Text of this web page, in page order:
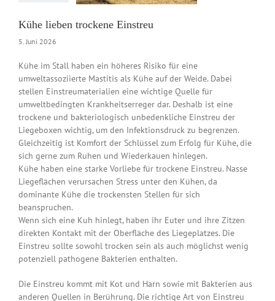
Kühe lieben trockene Einstreu
5. Juni 2026
Kühe im Stall haben ein höheres Risiko für eine
umweltassoziierte Mastitis als Kühe auf der Weide. Dabei
stellen Einstreumaterialien eine wichtige Quelle für
umweltbedingten Krankheitserreger dar. Deshalb ist eine
trockene und bakteriologisch unbedenkliche Einstreu der
Liegeboxen wichtig, um den Infektionsdruck zu begrenzen.
Gleichzeitig ist Komfort der Schlüssel zum Erfolg für Kühe, die
sich gerne zum Ruhen und Wiederkauen hinlegen.
Kühe haben eine starke Vorliebe für trockene Einstreu. Nasse
Liegeflächen verursachen Stress unter den Kühen, da
dominante Kühe die trockensten Stellen für sich
beanspruchen.
Wenn sich eine Kuh hinlegt, haben ihr Euter und ihre Zitzen
direkten Kontakt mit der Oberfläche des Liegeplatzes. Die
Einstreu sollte sowohl trocken sein als auch möglichst wenig
potenziell pathogene Bakterien enthalten.
Die Einstreu kommt mit Kot und Harn sowie mit Bakterien aus
anderen Quellen in Berührung. Die richtige Art von Einstreu